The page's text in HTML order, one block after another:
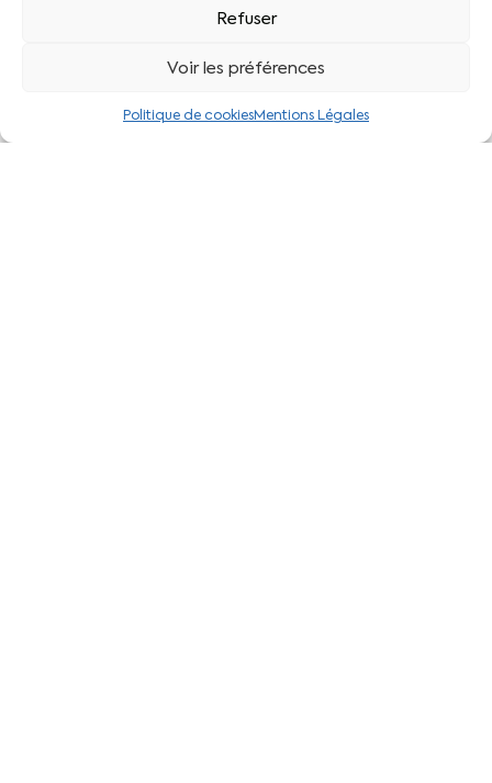
Refuser
Voir les préférences
Politique de cookiesMentions Légales
21bis rue Arsène Orillard
86000 Poitiers